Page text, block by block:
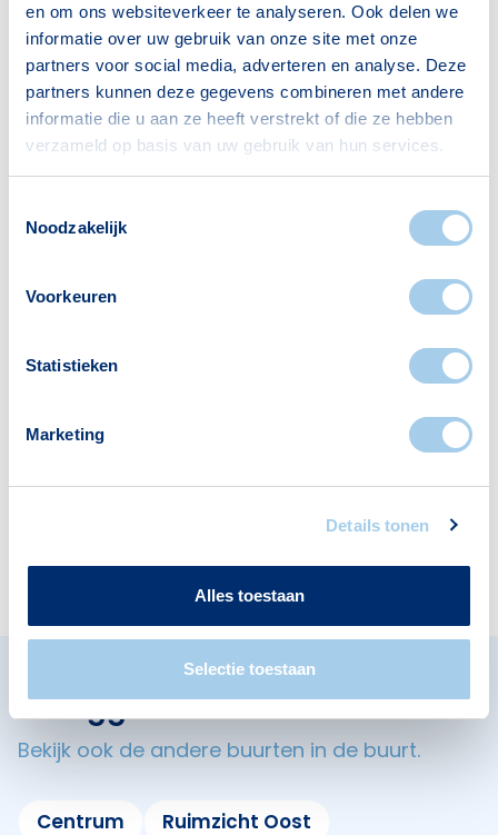
en om ons websiteverkeer te analyseren. Ook delen we
informatie over uw gebruik van onze site met onze
partners voor social media, adverteren en analyse. Deze
partners kunnen deze gegevens combineren met andere
informatie die u aan ze heeft verstrekt of die ze hebben
verzameld op basis van uw gebruik van hun services.
Noodzakelijk
Voorkeuren
Statistieken
Marketing
Details tonen
Alles toestaan
Selectie toestaan
Voorzieningen in Plantage de
Sniep Noord
Deze wijk heeft het allemaal voor je. Zo vind je
er:
Supermarkten
Apotheken
7
Omliggende buurten in Diemen
Bekijk ook de andere buurten in de buurt.
Centrum Ruimzicht Oost